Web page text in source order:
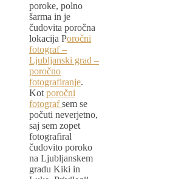
poroke, polno
šarma in je
čudovita poročna
lokacija Poročni
fotograf –
Ljubljanski grad –
poročno
fotografiranje.
Kot poročni
fotografsem se
počuti neverjetno,
saj sem zopet
fotografiral
čudovito poroko
na Ljubljanskem
gradu Kiki in